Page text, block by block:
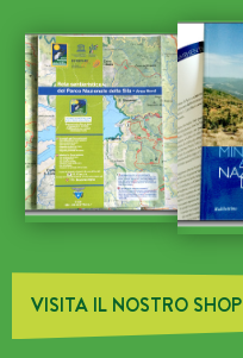
VISITA IL NOSTRO SHOP